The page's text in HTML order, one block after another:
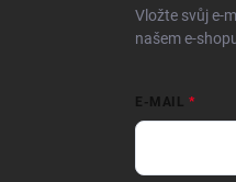
Vložte svůj e-
našem e-
E-MAIL